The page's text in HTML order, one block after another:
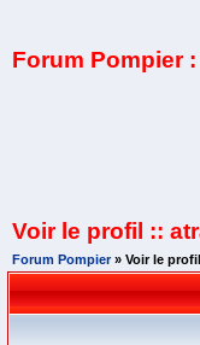
Forum Pompier
Voir le profil ::
Forum Pompier» Voir le